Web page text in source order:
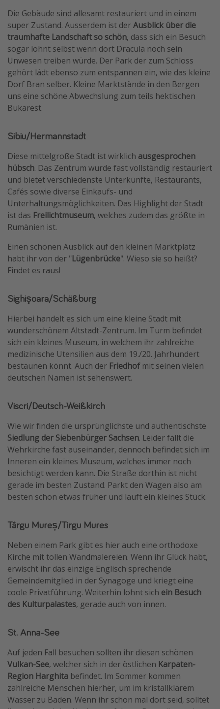
Die Gebäude sind allesamt restauriert und in einem
super Zustand. Ausserdem ist derAusblick über die
traumhafte Landschaft so schön, dass sich ein Besuch
sogar lohnt selbst wenn dort Dracula noch sein
Unwesen treiben würde. Der Park der zum Schloss
gehört lädt ebenso zum entspannen ein, wie das kleine
Dorf Bran selber. Kleine Marktstände in den Bergen
uns eine schöne Abwechslung zum teils hektischen
Bukarest.
Sibiu/Hermannstadt
Diese mittelgroße Stadt ist wirklich ausgesprochen
hübsch. Das Zentrum wurde fast vollständig restauriert
und bietet verschiedenste Unterkünfte, Restaurants,
Cafés sowie diverse Einkaufs- und
Unterhaltungsmöglichkeiten. Das Highlight der Stadt
ist das Freilichtmuseum, welches zudem das größte in
Rumänien ist.
Einen schönen Ausblick auf den kleinen Marktplatz
habt ihr von der "Lügenbrücke". Wieso sie so heißt?
Findet es raus!
Sighişoara/Schäßburg
Hierbei handelt es sich um eine kleine Stadt mit
wunderschönem Altstadt-Zentrum. Im Turm befindet
sich ein kleines Museum, in welchem ihr zahlreiche
medizinische Utensilien aus dem 19./20. Jahrhundert
bestaunen könnt. Auch der Friedhofmit seinen vielen
deutschen Namen ist sehenswert.
Viscri/Deutsch-Weißkirch
Wie wir finden die ursprünglichste und authentischste
Siedlung der Siebenbürger Sachsen. Leider fällt die
Wehrkirche fast auseinander, dennoch befindet sich im
Inneren ein kleines Museum, welches immer noch
besichtigt werden kann. Die Straße dorthin ist nicht
gerade im besten Zustand. Parkt den Wagen also am
besten schon etwas früher und lauft ein kleines Stück.
Târgu Mureș/Tirgu Mures
Neben einem Park gibt es hier auch eine orthodoxe
Kirche mit tollen Wandmalereien. Wenn ihr Glück habt,
erwischt ihr das einzige Englisch sprechende
Gemeindemitglied in der Synagoge und kriegt eine
coole Privatführung. Weiterhin lohnt sich ein Besuch
des Kulturpalastes, gerade auch von innen.
St. Anna-See
Auf jeden Fall besuchen sollten ihr diesen schönen
Vulkan-See, welcher sich in der östlichen Karpaten-
Region Harghita befindet. Im Sommer kommen
zahlreiche Menschen hierher, um im kristallklarem
Wasser zu Baden. Wenn ihr schon mal dort seid, solltet